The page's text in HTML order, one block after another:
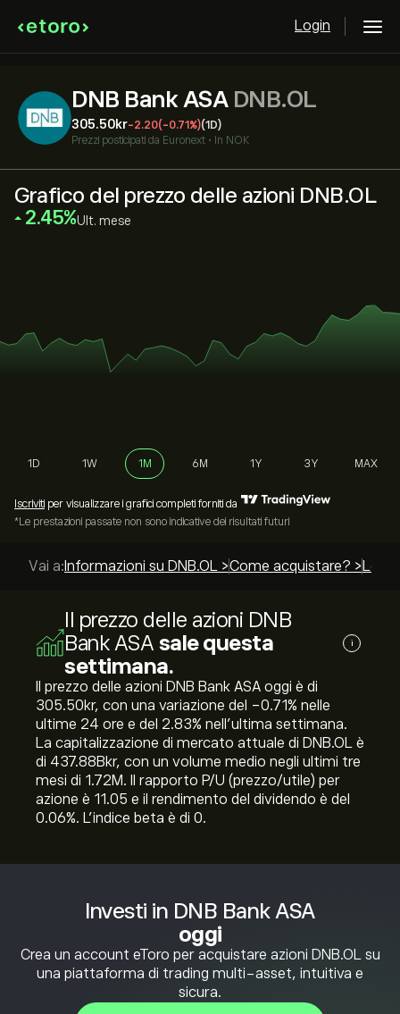
Login
DNB Bank ASA DNB.OL
305.50‎kr‎-2.20(-0.71%)(1D)
Prezzi posticipati da Euronext • In NOK
Investi in DNB Bank ASA
oggi
Crea un account eToro per acquistare azioni DNB.OL su
una piattaforma di trading multi-asset, intuitiva e
sicura.
Grafico del prezzo delle azioni DNB.OL
‎2.45‎ Ult. mese
1D 1W 1M 6M 1Y 3Y MAX
Iscriviti per visualizzare i grafici completi forniti da
*Le prestazioni passate non sono indicative dei risultati futuri
Vai a: Informazioni su DNB.OL >Come acquistare? > Le
Il prezzo delle azioni DNB
Bank ASA sale questa
settimana.
i
Il prezzo delle azioni DNB Bank ASA oggi è di
305.50‎kr‎, con una variazione del ‎-0.71‎% nelle
ultime 24 ore e del ‎2.83‎% nell'ultima settimana.
La capitalizzazione di mercato attuale di DNB.OL è
di 437.88B‎kr‎, con un volume medio negli ultimi tre
mesi di 1.72M. Il rapporto P/U (prezzo/utile) per
azione è 11.05 e il rendimento del dividendo è del
0.06%. L'indice beta è di 0.